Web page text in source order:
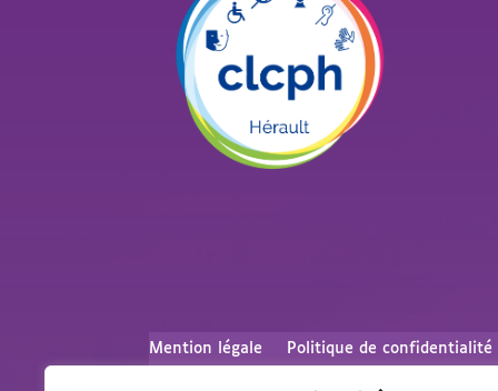
Mention légale Politique de confidentialité